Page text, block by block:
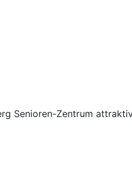
Senioren-Zentrum